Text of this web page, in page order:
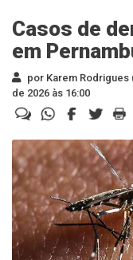
Casos de
em
por Karem
de 2026 às 16:00